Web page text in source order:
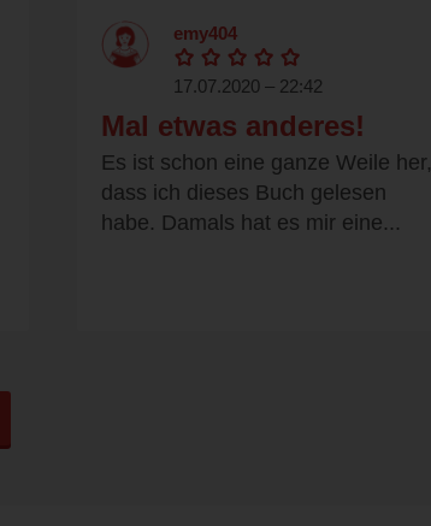
emy404
17.07.2020 – 22:42
Mal etwas anderes!
Es ist schon eine ganze Weile her,
dass ich dieses Buch gelesen
habe. Damals hat es mir eine...